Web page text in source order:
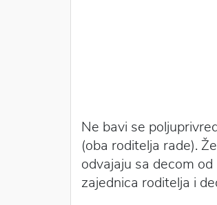
Ne bavi se
(oba roditelja rade).
odvajaju sa decom
zajednica roditelja i